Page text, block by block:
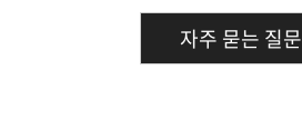
자주 묻는 질문